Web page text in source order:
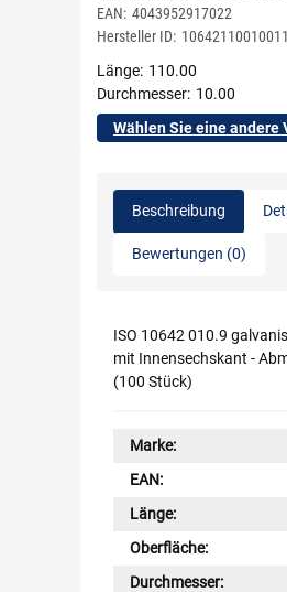
EAN: 4043952917022
Hersteller ID:
Länge 110.00
Durchmesser 10.00
Wählen Sie eine andere
Beschreibung
Bewertungen (0)
ISO 10642 010.9
mit Innensechskant -
(100 Stück)
Marke:
EAN:
Länge:
Oberfläche:
Durchmesser: